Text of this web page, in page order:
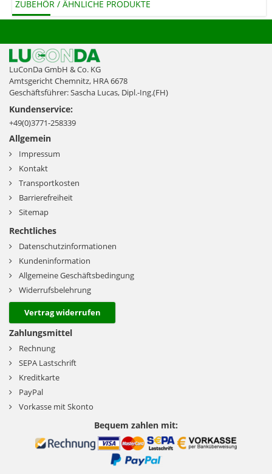
ZUBEHÖR / ÄHNLICHE PRODUKTE
LuConDa GmbH & Co. KG
Amtsgericht Chemnitz, HRA 6678
Geschäftsführer: Sascha Lucas, Dipl.-Ing.(FH)
Kundenservice:
+49(0)3771-258339
Allgemein
Impressum
Kontakt
Transportkosten
Barrierefreiheit
Sitemap
Rechtliches
Datenschutzinformationen
Kundeninformation
Allgemeine Geschäftsbedingung
Widerrufsbelehrung
Vertrag widerrufen
Zahlungsmittel
Rechnung
SEPA Lastschrift
Kreditkarte
PayPal
Vorkasse mit Skonto
Bequem zahlen mit: